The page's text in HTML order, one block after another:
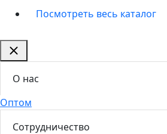
Посмотреть весь каталог
О нас
Оптом
Сотрудничество